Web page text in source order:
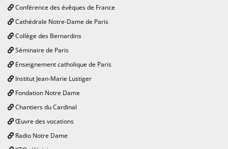
Conférence des évêques de France
Cathédrale Notre-Dame de Paris
Collège des Bernardins
Séminaire de Paris
Enseignement catholique de Paris
Institut Jean-Marie Lustiger
Fondation Notre Dame
Chantiers du Cardinal
Œuvre des vocations
Radio Notre Dame